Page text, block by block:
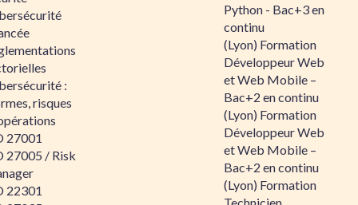
:
risques
27001
27005 / Risk
22301
Python - Bac+3 en
continu
(Lyon) Formation
Développeur Web
et Web Mobile –
Bac+2 en continu
(Lyon) Formation
Développeur Web
et Web Mobile –
Bac+2 en continu
(Lyon) Formation